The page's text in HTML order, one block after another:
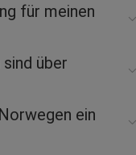
für meinen
über
ein